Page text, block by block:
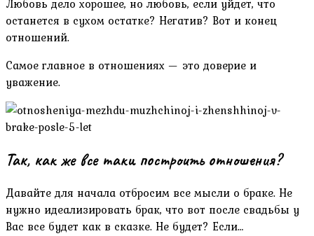
Любовь дело хорошее, но любовь, если уйдет, что
останется в сухом остатке? Негатив? Вот и конец
отношений.
Самое главное в отношениях — это доверие и
уважение.
Так, как же все таки построить отношения?
Давайте для начала отбросим все мысли о браке. Не
нужно идеализировать брак, что вот после свадьбы у
Вас все будет как в сказке. Не будет? Если…